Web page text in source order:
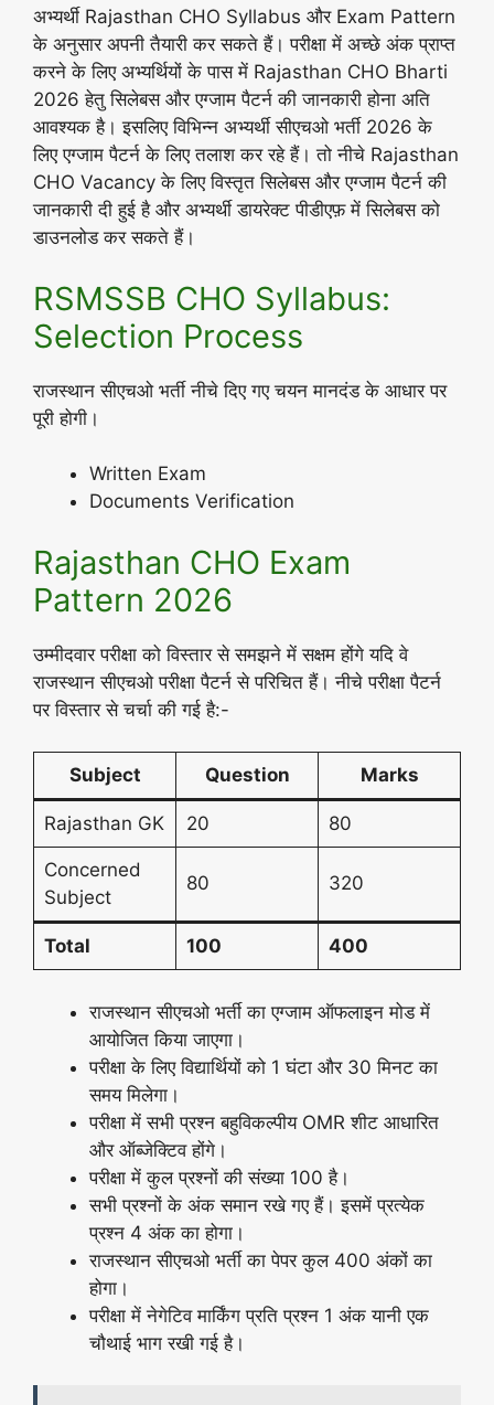
अभ्यर्थी Rajasthan CHO Syllabus और Exam Pattern
के अनुसार अपनी तैयारी कर सकते हैं। परीक्षा में अच्छे अंक प्राप्त
करने के लिए अभ्यर्थियों के पास में Rajasthan CHO Bharti
2026 हेतु सिलेबस और एग्जाम पैटर्न की जानकारी होना अति
आवश्यक है। इसलिए विभिन्न अभ्यर्थी सीएचओ भर्ती 2026 के
लिए एग्जाम पैटर्न के लिए तलाश कर रहे हैं। तो नीचे Rajasthan
CHO Vacancy के लिए विस्तृत सिलेबस और एग्जाम पैटर्न की
जानकारी दी हुई है और अभ्यर्थी डायरेक्ट पीडीएफ़ में सिलेबस को
डाउनलोड कर सकते हैं।
RSMSSB CHO Syllabus:
Selection Process
राजस्थान सीएचओ भर्ती नीचे दिए गए चयन मानदंड के आधार पर
पूरी होगी।
Written Exam
Documents Verification
Rajasthan CHO Exam
Pattern 2026
उम्मीदवार परीक्षा को विस्तार से समझने में सक्षम होंगे यदि वे
राजस्थान सीएचओ परीक्षा पैटर्न से परिचित हैं। नीचे परीक्षा पैटर्न
पर विस्तार से चर्चा की गई है:-
Subject Question Marks
Rajasthan GK 20 80
Concerned
Subject
80 320
Total 100 400
राजस्थान सीएचओ भर्ती का एग्जाम ऑफलाइन मोड में
आयोजित किया जाएगा।
परीक्षा के लिए विद्यार्थियों को 1 घंटा और 30 मिनट का
समय मिलेगा।
परीक्षा में सभी प्रश्न बहुविकल्पीय OMR शीट आधारित
और ऑब्जेक्टिव होंगे।
परीक्षा में कुल प्रश्नों की संख्या 100 है।
सभी प्रश्नों के अंक समान रखे गए हैं। इसमें प्रत्येक
प्रश्न 4 अंक का होगा।
राजस्थान सीएचओ भर्ती का पेपर कुल 400 अंकों का
होगा।
परीक्षा में नेगेटिव मार्किंग प्रति प्रश्न 1 अंक यानी एक
चौथाई भाग रखी गई है।